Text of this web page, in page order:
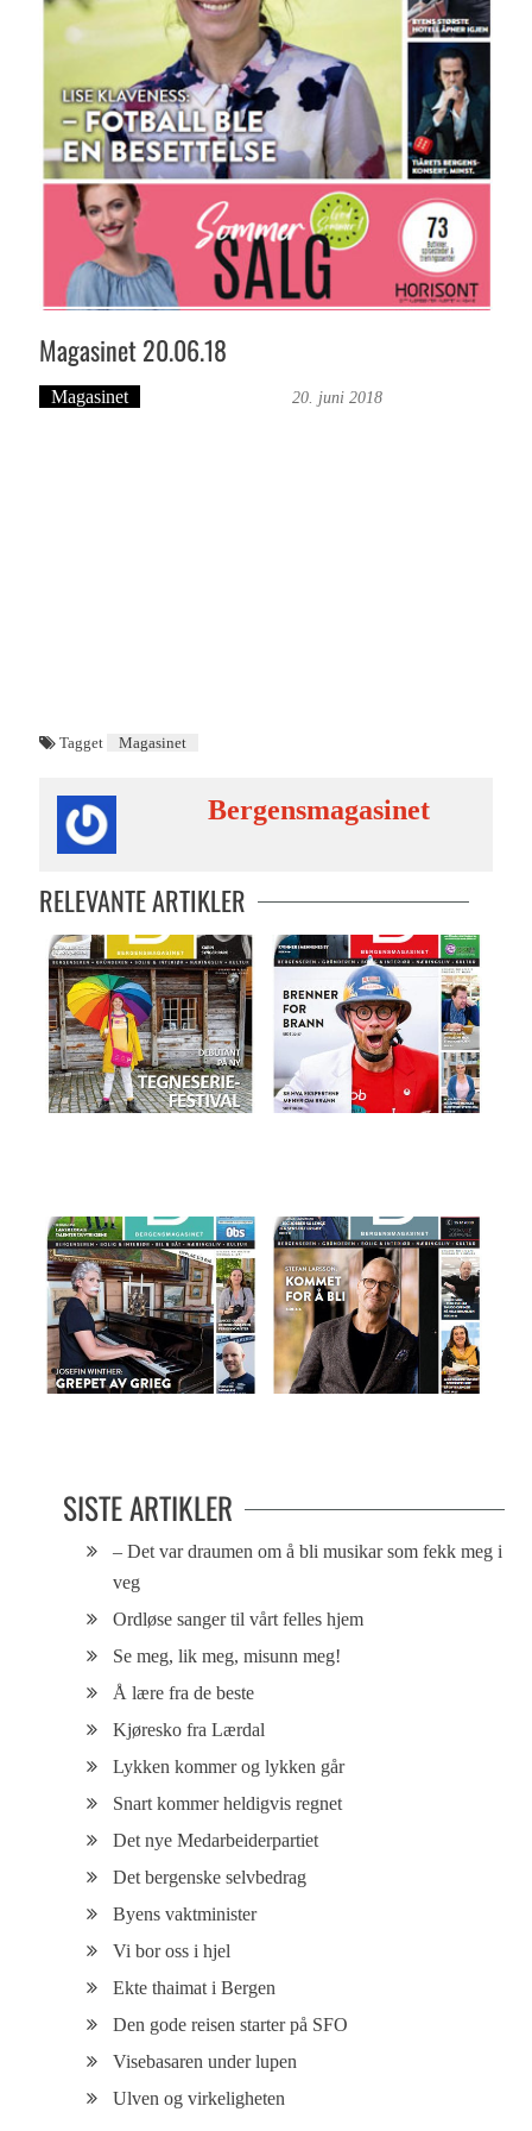
Magasinet 20.06.18
Magasinet 20. juni 2018
Tagget Magasinet
Bergensmagasinet
RELEVANTE ARTIKLER
SISTE ARTIKLER
– Det var draumen om å bli musikar som fekk meg i
veg
Ordløse sanger til vårt felles hjem
Se meg, lik meg, misunn meg!
Å lære fra de beste
Kjøresko fra Lærdal
Lykken kommer og lykken går
Snart kommer heldigvis regnet
Det nye Medarbeiderpartiet
Det bergenske selvbedrag
Byens vaktminister
Vi bor oss i hjel
Ekte thaimat i Bergen
Den gode reisen starter på SFO
Visebasaren under lupen
Ulven og virkeligheten